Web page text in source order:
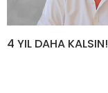
4 YIL DAHA KALSIN!